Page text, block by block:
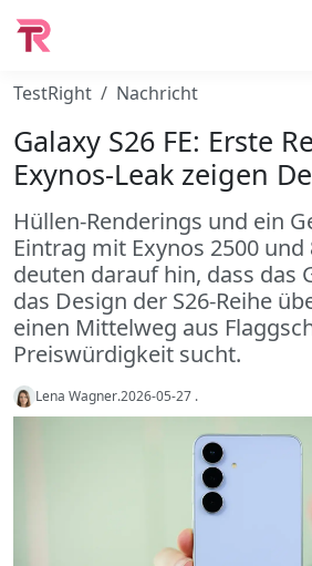
TestRight Nachricht
Galaxy S26 FE: Erste
Exynos-Leak zeigen
Hüllen-Renderings und ein
Eintrag mit Exynos 2500 und
deuten darauf hin, dass das
das Design der S26-Reihe
einen Mittelweg aus
Preiswürdigkeit sucht.
Lena Wagner.2026-05-27 .